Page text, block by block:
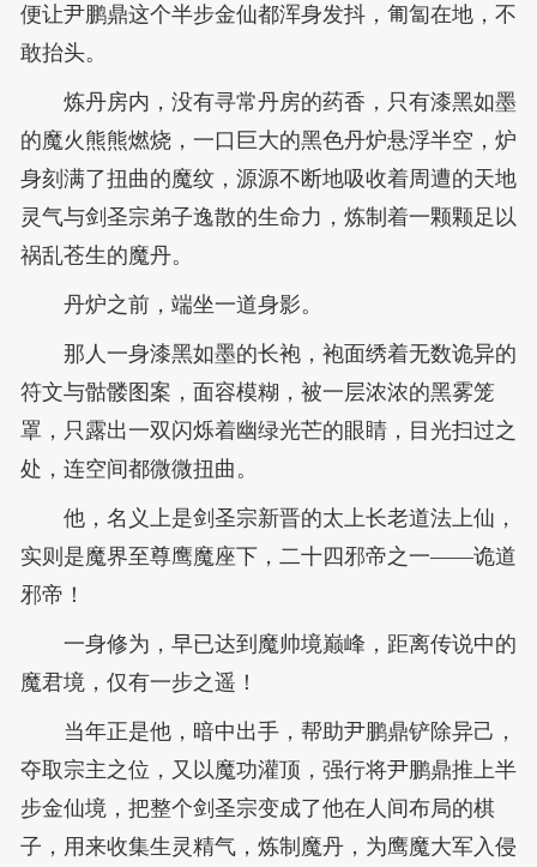
便让尹鹏鼎这个半步金仙都浑身发抖，匍匐在地，不
敢抬头。
炼丹房内，没有寻常丹房的药香，只有漆黑如墨
的魔火熊熊燃烧，一口巨大的黑色丹炉悬浮半空，炉
身刻满了扭曲的魔纹，源源不断地吸收着周遭的天地
灵气与剑圣宗弟子逸散的生命力，炼制着一颗颗足以
祸乱苍生的魔丹。
丹炉之前，端坐一道身影。
那人一身漆黑如墨的长袍，袍面绣着无数诡异的
符文与骷髅图案，面容模糊，被一层浓浓的黑雾笼
罩，只露出一双闪烁着幽绿光芒的眼睛，目光扫过之
处，连空间都微微扭曲。
他，名义上是剑圣宗新晋的太上长老道法上仙，
实则是魔界至尊鹰魔座下，二十四邪帝之一——诡道
邪帝！
一身修为，早已达到魔帅境巅峰，距离传说中的
魔君境，仅有一步之遥！
当年正是他，暗中出手，帮助尹鹏鼎铲除异己，
夺取宗主之位，又以魔功灌顶，强行将尹鹏鼎推上半
步金仙境，把整个剑圣宗变成了他在人间布局的棋
子，用来收集生灵精气，炼制魔丹，为鹰魔大军入侵